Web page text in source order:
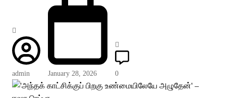
admin January 28, 2026 0